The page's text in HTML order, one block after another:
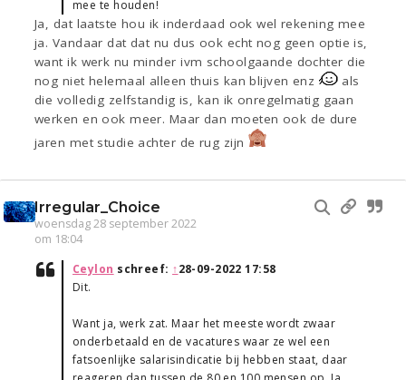
mee te houden!
Ja, dat laatste hou ik inderdaad ook wel rekening mee
ja. Vandaar dat dat nu dus ook echt nog geen optie is,
want ik werk nu minder ivm schoolgaande dochter die
nog niet helemaal alleen thuis kan blijven enz
als
die volledig zelfstandig is, kan ik onregelmatig gaan
werken en ook meer. Maar dan moeten ook de dure
jaren met studie achter de rug zijn
Irregular_Choice
woensdag 28 september 2022
om 18:04
Ceylon schreef: ↑28-09-2022 17:58
Dit.
Want ja, werk zat. Maar het meeste wordt zwaar
onderbetaald en de vacatures waar ze wel een
fatsoenlijke salarisindicatie bij hebben staat, daar